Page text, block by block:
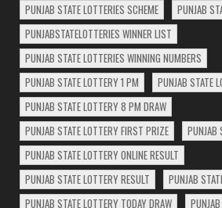
PUNJAB STATE LOTTERIES SCHEME
PUNJAB
PUNJABSTATELOTTERIES WINNER LIST
PUNJAB STATE LOTTERIES WINNING NUMBERS
PUNJAB STATE LOTTERY 1 PM
PUNJAB STATE
PUNJAB STATE LOTTERY 8 PM DRAW
PUNJAB STATE LOTTERY FIRST PRIZE
PUNJAB
PUNJAB STATE LOTTERY ONLINE RESULT
PUNJAB STATE LOTTERY RESULT
PUNJAB
PUNJAB STATE LOTTERY TODAY DRAW